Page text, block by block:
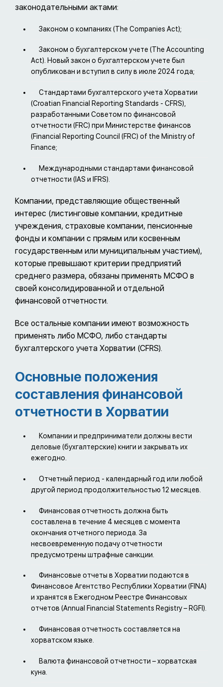
законодательными актами:
Законом о компаниях (The Companies Act);
Законом о бухгалтерском учете (The Accounting
Act). Новый закон о бухгалтерском учете был
опубликован и вступил в силу в июле 2024 года;
Стандартами бухгалтерского учета Хорватии
(Croatian Financial Reporting Standards - CFRS),
разработанными Советом по финансовой
отчетности (FRC) при Министерстве финансов
(Financial Reporting Council (FRC) of the Ministry of
Finance;
Международными стандартами финансовой
отчетности (IAS и IFRS).
Компании, представляющие общественный
интерес (листинговые компании, кредитные
учреждения, страховые компании, пенсионные
фонды и компании с прямым или косвенным
государственным или муниципальным участием),
которые превышают критерии предприятий
среднего размера, обязаны применять МСФО в
своей консолидированной и отдельной
финансовой отчетности.
Все остальные компании имеют возможность
применять либо МСФО, либо стандарты
бухгалтерского учета Хорватии (CFRS).
Основные положения
составления финансовой
отчетности в Хорватии
Компании и предприниматели должны вести
деловые (бухгалтерские) книги и закрывать их
ежегодно.
Отчетный период - календарный год или любой
другой период продолжительностью 12 месяцев.
Финансовая отчетность должна быть
составлена в течение 4 месяцев с момента
окончания отчетного периода. За
несвоевременную подачу отчетности
предусмотрены штрафные санкции.
Финансовые отчеты в Хорватии подаются в
Финансовое Агентство Республики Хорватии (FINA)
и хранятся в Ежегодном Реестре Финансовых
отчетов (Annual Financial Statements Registry – RGFI).
Финансовая отчетность составляется на
хорватском языке.
Валюта финансовой отчетности – хорватская
куна.